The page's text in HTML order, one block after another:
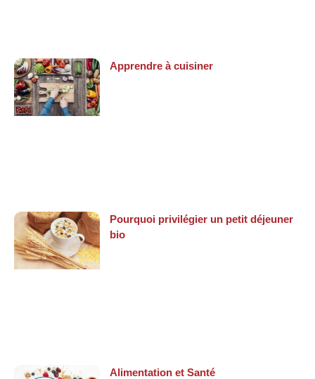
Apprendre à cuisiner
Pourquoi privilégier un petit déjeuner
bio
Alimentation et Santé